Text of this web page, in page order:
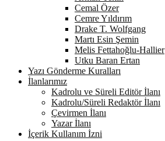
Cemal Özer
Cemre Yıldırım
Drake T. Wolfgang
Martı Esin Şemin
Melis Fettahoğlu-Hallier
Utku Baran Ertan
Yazı Gönderme Kuralları
İlanlarımız
Kadrolu ve Süreli Editör İlanı
Kadrolu/Süreli Redaktör İlanı
Çevirmen İlanı
Yazar İlanı
İçerik Kullanım İzni